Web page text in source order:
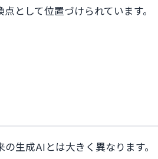
として位置づけられています。
生成AIとは大きく異なります。